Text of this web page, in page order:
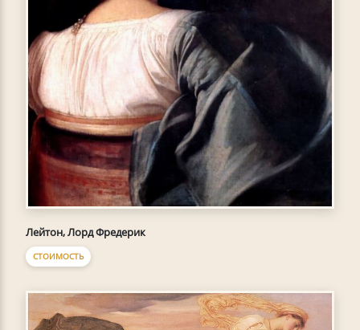
Лейтон, Лорд Фредерик
СТОИМОСТЬ